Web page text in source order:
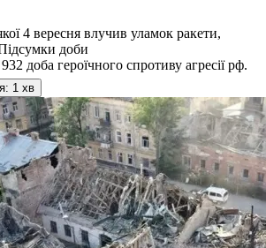
4 вересня влучив уламок ракети,
доби
доба героїчного спротиву агресії рф.
1 хв